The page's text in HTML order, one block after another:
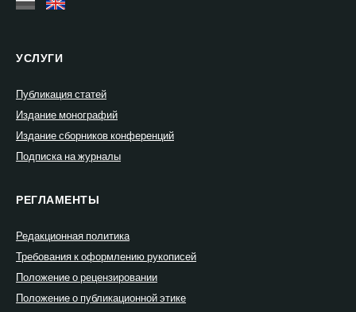
УСЛУГИ
Публикация статей
Издание монографий
Издание сборников конференций
Подписка на журналы
РЕГЛАМЕНТЫ
Редакционная политика
Требования к оформлению рукописей
Положение о рецензировании
Положение о публикационной этике